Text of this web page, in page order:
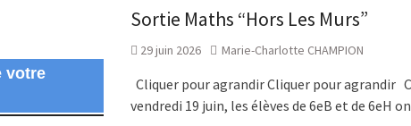
Sortie Maths “Hors Les Murs”
29 juin 2026 Marie-Charlotte CHAMPION
Cliquer pour agrandir Cliquer pour agrandir
vendredi 19 juin, les élèves de 6eB et de 6eH
votre